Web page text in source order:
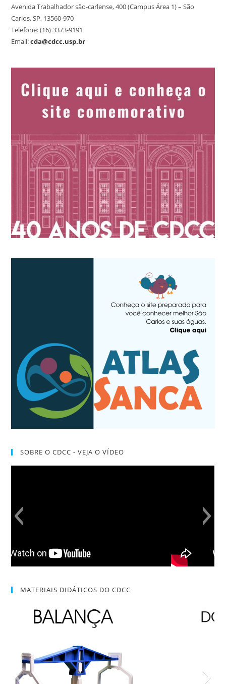
Avenida Trabalhador são-carlense, 400 (Campus Área 1) – São
Carlos, SP, 13560-970
Telefone: (16) 3373-9191
Email:cda@cdcc.usp.br
SOBRE O CDCC - VEJA O VÍDEO
MATERIAIS DIDÁTICOS DO CDCC